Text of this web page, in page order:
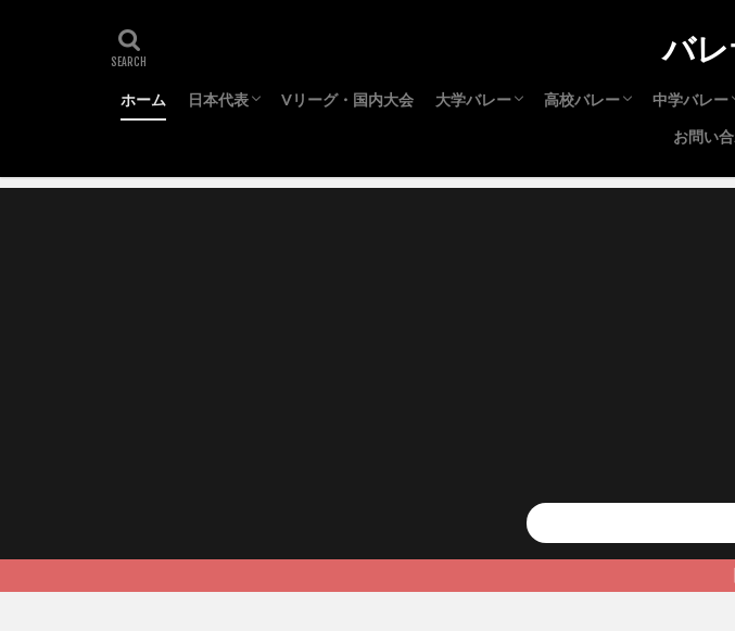
バ
ホーム 日本代表 Vリーグ・国内大会 大学バレー 高校バレー
新人大会（高校）
中学バレー
中学生 選
JOC
新人大会
お問い
【2022春高